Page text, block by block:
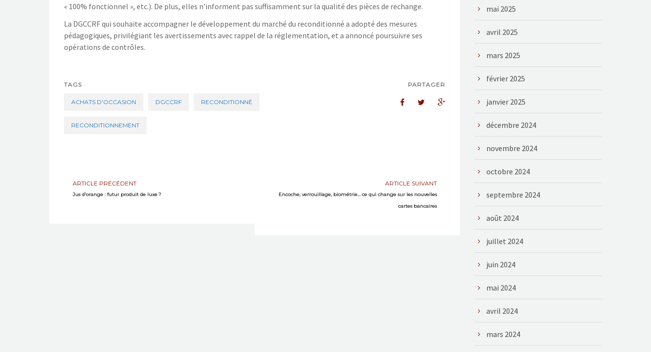
« 100% fonctionnel », etc.). De plus, elles n’informent pas suffisamment sur la qualité des pièces de rechange.
La DGCCRF qui souhaite accompagner le développement du marché du reconditionné a adopté des mesures
pédagogiques, privilégiant les avertissements avec rappel de la réglementation, et a annoncé poursuivre ses
opérations de contrôles.
TAGS
ACHATS D'OCCASION DGCCRF RECONDITIONNÉ
RECONDITIONNEMENT
PARTAGER
ARTICLE PRÉCÉDENT
Jus d’orange : futur produit de luxe ?
ARTICLE SUIVANT
Encoche, verrouillage, biométrie… ce qui change sur les nouvelles
cartes bancaires
mai 2025
avril 2025
mars 2025
février 2025
janvier 2025
décembre 2024
novembre 2024
octobre 2024
septembre 2024
août 2024
juillet 2024
juin 2024
mai 2024
avril 2024
mars 2024